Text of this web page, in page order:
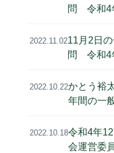
問 令和4
2022.11.0211月2日
問 令和4
2022.10.22かとう裕
年間の一
2022.10.18令和4年
会運営委